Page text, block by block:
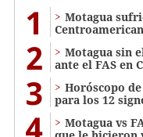
1
Motagua
2
Motagua sin
ante el FAS en
3
Horóscopo
para los 12
4
Motagua vs